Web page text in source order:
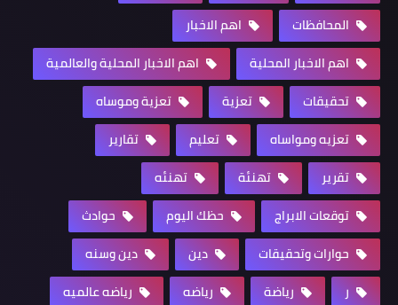
المحافظات
اهم الاخبار
اهم الاخبار المحلية
اهم الاخبار المحلية والعالمية
تحقيقات
تعزية
تعزية وموساه
تعزيه ومواساه
تعليم
تقارير
تقرير
تهنئة
تهنئه
توقعات الابراج
حظك اليوم
حوادث
حوارات وتحقيقات
دين
دين وسنه
ر
رياضة رياضه
رياضه عالميه